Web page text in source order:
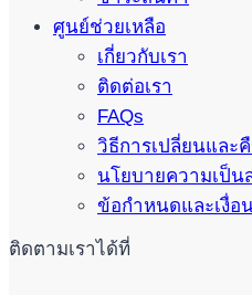
ศูนย์ช่วยเหลือ
เกี่ยวกับเรา
ติดต่อเรา
FAQs
วิธีการเปลี่ยนและ
นโยบายความเป็น
ข้อกำหนดและเงื่อ
ติดตามเราได้ที่